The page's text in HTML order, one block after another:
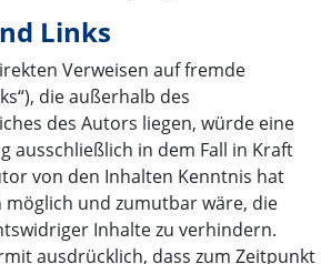
Links
Verweisen auf fremde
die außerhalb des
des Autors liegen, würde eine
ausschließlich in dem Fall in Kraft
von den Inhalten Kenntnis hat
und zumutbar wäre, die
Inhalte zu verhindern.
ausdrücklich, dass zum Zeitpunkt